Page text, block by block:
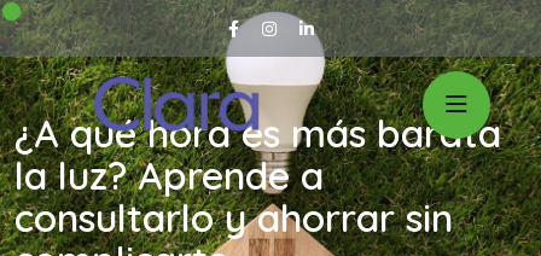
¿A qué hora es más barata
la luz? Aprende a
consultarlo y ahorrar sin